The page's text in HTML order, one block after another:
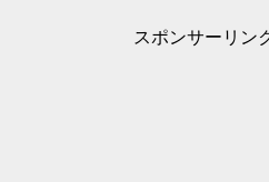
スポンサーリン